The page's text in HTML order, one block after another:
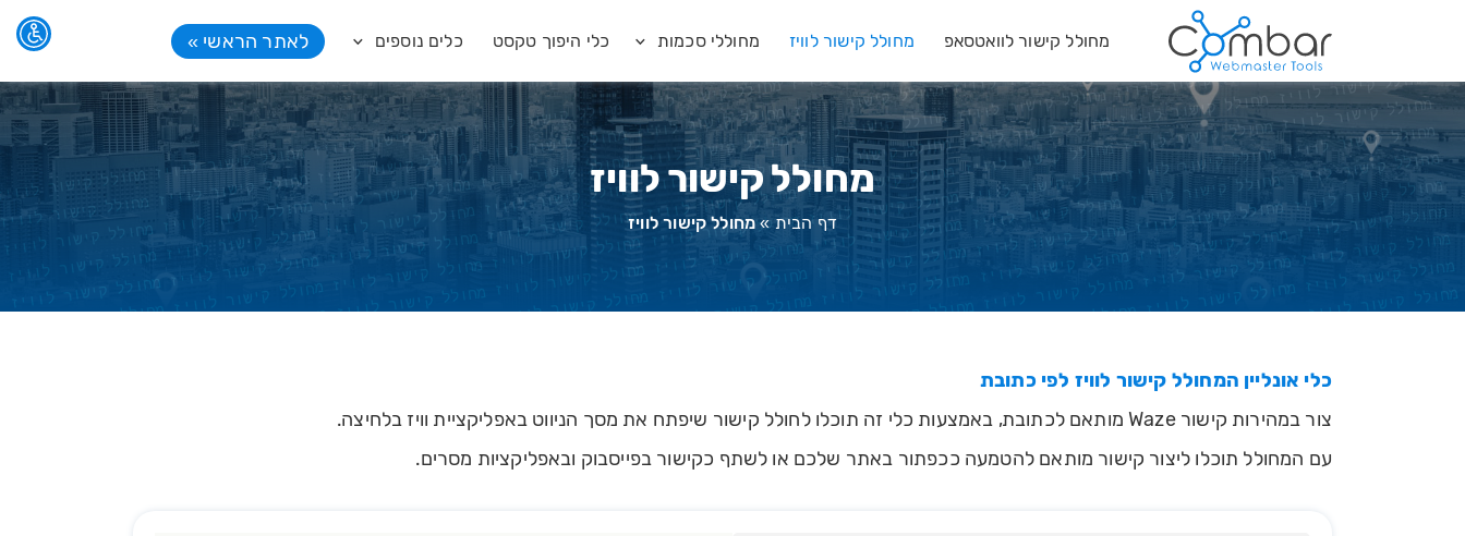
מחולל קישור לוואטסאפ מחולל קישור לוויז מחוללי סכמות כלי היפוך טקסט כלים נוספים לאתר הראשי »
מחולל קישור לוויז
דף הבית»מחולל קישור לוויז
כלי אונליין המחולל קישור לוויז לפי כתובת
צור במהירות קישור Waze מותאם לכתובת, באמצעות כלי זה תוכלו לחולל קישור שיפתח את מסך הניווט באפליקציית וויז בלחיצה.
עם המחולל תוכלו ליצור קישור מותאם להטמעה ככפתור באתר שלכם או לשתף כקישור בפייסבוק ובאפליקציות מסרים.